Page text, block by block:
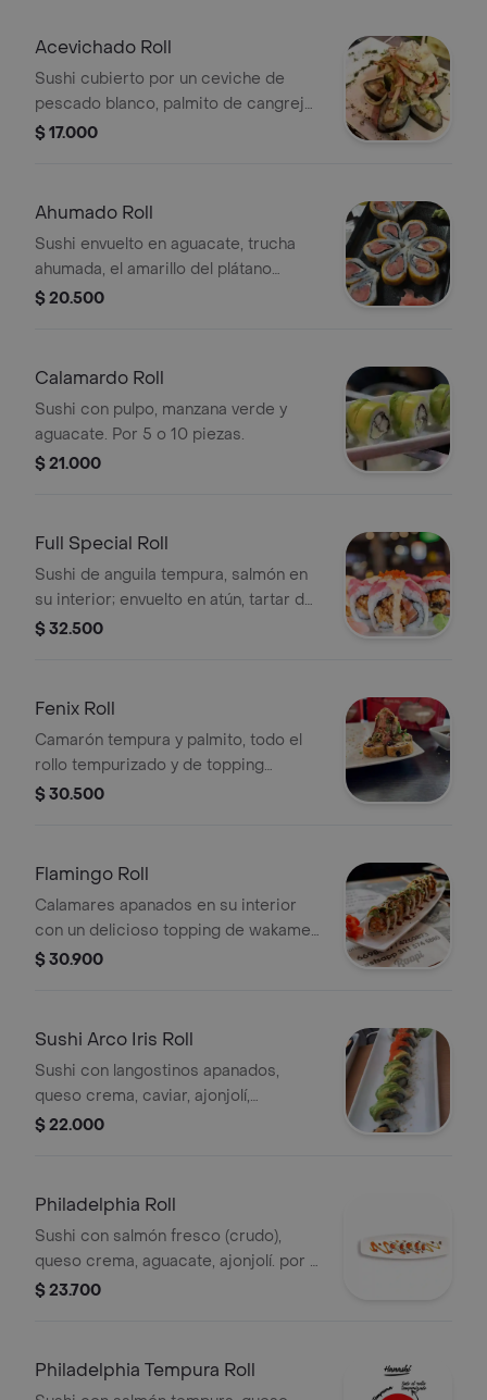
Acevichado Roll
Sushi cubierto por un ceviche de
pescado blanco, palmito de cangrejo
en su interior con aguacate, queso
$ 17.000
Ahumado Roll
Sushi envuelto en aguacate, trucha
ahumada, el amarillo del plátano
maduro, queso crema. Por 5 o 10
$ 20.500
Calamardo Roll
Sushi con pulpo, manzana verde y
aguacate. Por 5 o 10 piezas.
$ 21.000
Full Special Roll
Sushi de anguila tempura, salmón en
su interior; envuelto en atún, tartar de
camarón con caviar. 5 o 10 piezas.
$ 32.500
Fenix Roll
Camarón tempura y palmito, todo el
rollo tempurizado y de topping
wakame,palmito.salmon y atún fresco
$ 30.500
Flamingo Roll
Calamares apanados en su interior
con un delicioso topping de wakame
y palmitos de cangrejo
$ 30.900
Sushi Arco Iris Roll
Sushi con langostinos apanados,
queso crema, caviar, ajonjolí,
aguacate.5 makis.
$ 22.000
Philadelphia Roll
Sushi con salmón fresco (crudo),
queso crema, aguacate, ajonjolí. por 5
o 10 piezas.
$ 23.700
Philadelphia Tempura Roll